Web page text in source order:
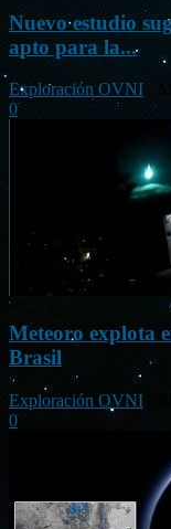
Nuevo estudio
apto para la...
Exploración OVNI
0
Meteoro explota
Brasil
Exploración OVNI
0